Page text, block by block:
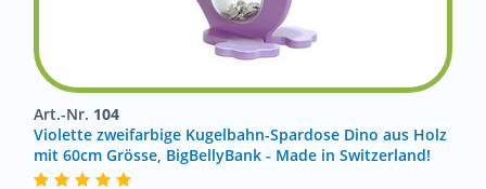
Art.-Nr. 104
Violette zweifarbige Kugelbahn-Spardose Dino aus Holz
mit 60cm Grösse, BigBellyBank - Made in Switzerland!